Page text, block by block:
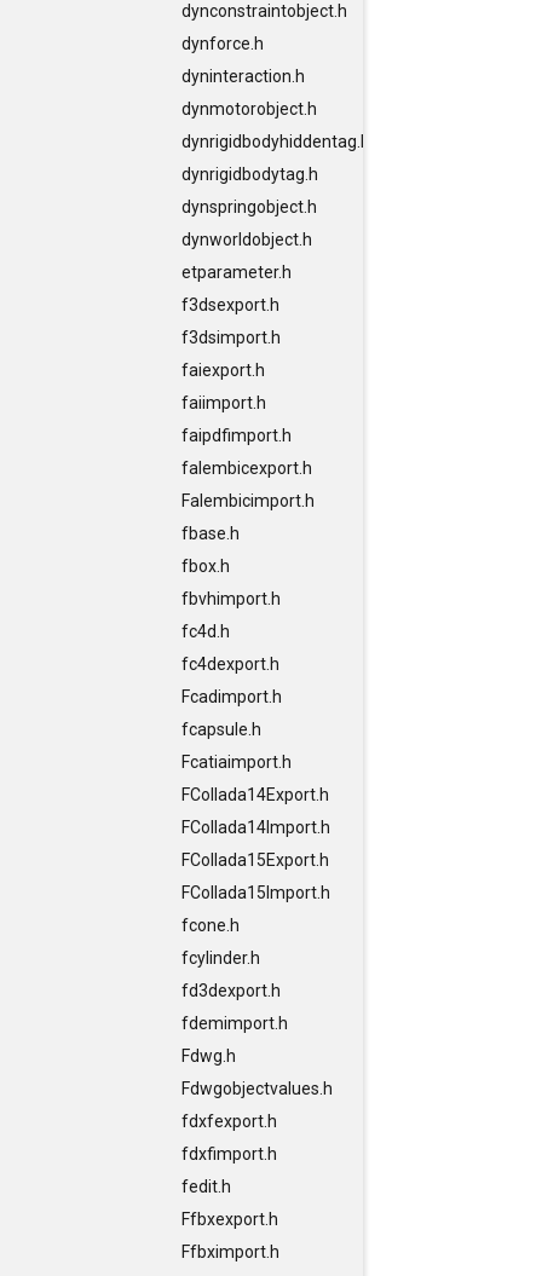
dynconstraintobject.h
dynforce.h
dyninteraction.h
dynmotorobject.h
dynrigidbodyhiddentag.h
dynrigidbodytag.h
dynspringobject.h
dynworldobject.h
etparameter.h
f3dsexport.h
f3dsimport.h
faiexport.h
faiimport.h
faipdfimport.h
falembicexport.h
Falembicimport.h
fbase.h
fbox.h
fbvhimport.h
fc4d.h
fc4dexport.h
Fcadimport.h
fcapsule.h
Fcatiaimport.h
FCollada14Export.h
FCollada14Import.h
FCollada15Export.h
FCollada15Import.h
fcone.h
fcylinder.h
fd3dexport.h
fdemimport.h
Fdwg.h
Fdwgobjectvalues.h
fdxfexport.h
fdxfimport.h
fedit.h
Ffbxexport.h
Ffbximport.h